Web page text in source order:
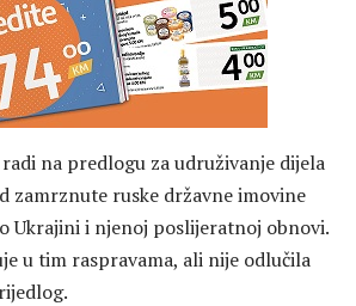
na predlogu za udruživanje dijela
zamrznute ruske državne imovine
Ukrajini i njenoj poslijeratnoj obnovi.
u tim raspravama, ali nije odlučila